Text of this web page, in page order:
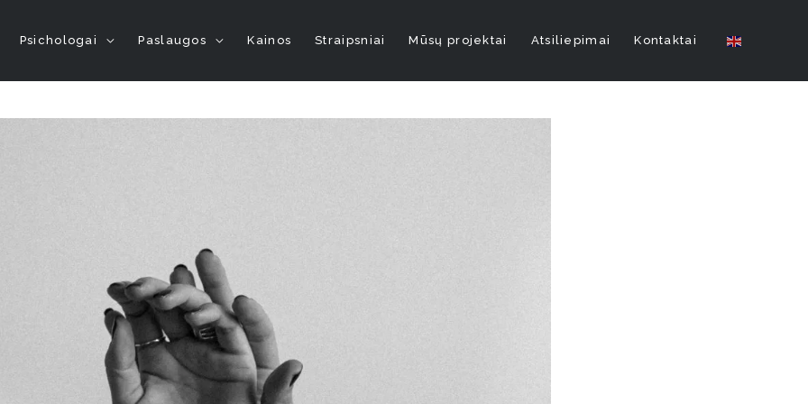
Psichologai Paslaugos Kainos Straipsniai Mūsų projektai Atsiliepimai Kontaktai